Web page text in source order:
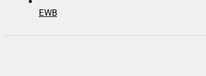
EWB